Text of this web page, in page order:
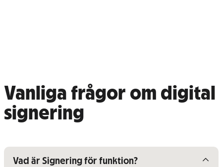
Vanliga frågor om digital
signering
Visa/dölj innehåll för
Vad är Signering för funktion?